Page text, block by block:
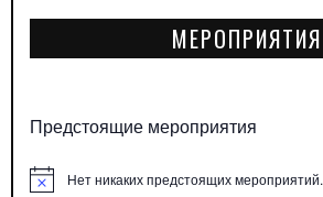
МЕРОПРИЯТИЯ
Предстоящие мероприятия
ЗаметкаНет никаких предстоящих мероприятий.